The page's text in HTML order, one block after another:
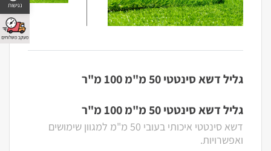
גליל דשא סינטטי 50 מ"מ 100 מ"ר
גליל דשא סינטטי 50 מ"מ 100 מ"ר
דשא סינטטי איכותי בעובי 50 מ"מ למגוון שימושים
ואפשרויות.